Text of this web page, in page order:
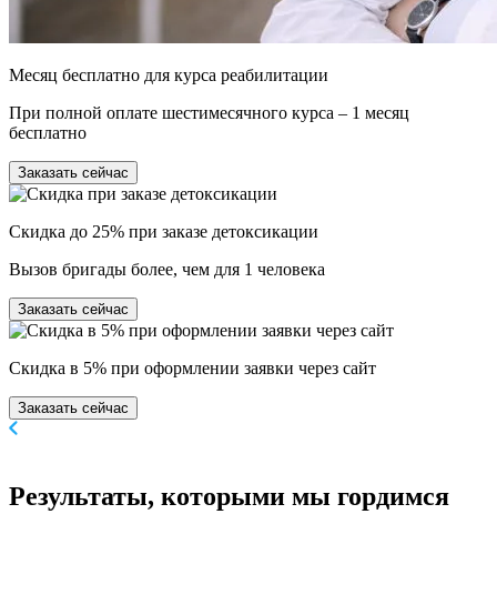
Месяц бесплатно для курса реабилитации
При полной оплате шестимесячного курса – 1 месяц
бесплатно
Заказать сейчас
Скидка до 25% при заказе детоксикации
Вызов бригады более, чем для 1 человека
Заказать сейчас
Скидка в 5% при оформлении заявки через сайт
Заказать сейчас
Результаты, которыми мы гордимся